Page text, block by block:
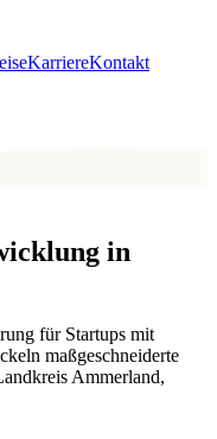
KarriereKontakt
in
für Startups mit
maßgeschneiderte
Ammerland,